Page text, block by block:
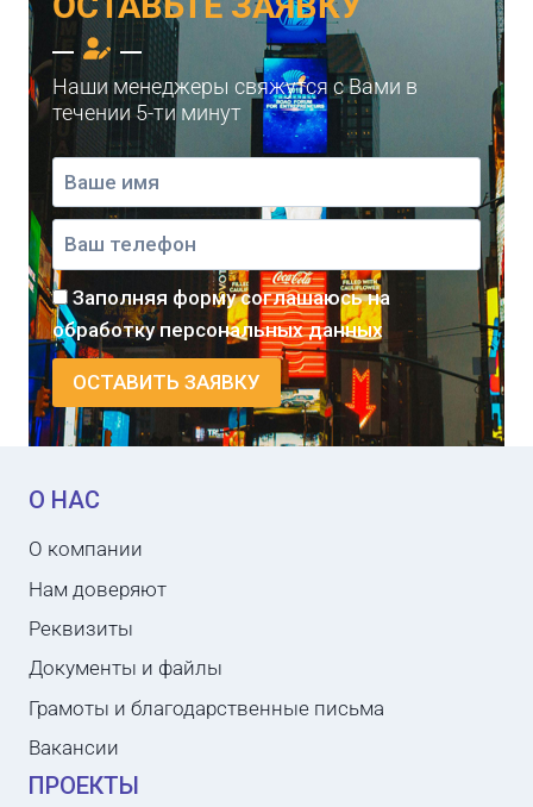
Наши менеджеры свяжутся с Вами в
течении 5-ти минут
Заполняя форму соглашаюсь на
обработку персональных данных
О НАС
О компании
Нам доверяют
Реквизиты
Документы и файлы
Грамоты и благодарственные письма
Вакансии
ПРОЕКТЫ